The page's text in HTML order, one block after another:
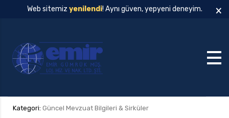
Web sitemiz yenilendi! Aynı güven, yepyeni deneyim. ×
Kategori: Güncel Mevzuat Bilgileri & Sirküler